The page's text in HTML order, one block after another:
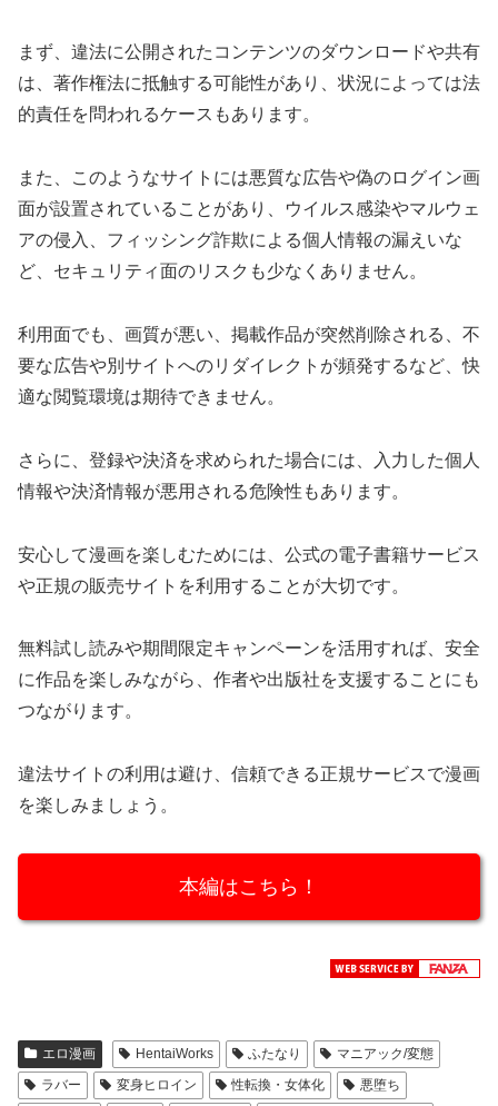
まず、違法に公開されたコンテンツのダウンロードや共有
は、著作権法に抵触する可能性があり、状況によっては法
的責任を問われるケースもあります。
また、このようなサイトには悪質な広告や偽のログイン画
面が設置されていることがあり、ウイルス感染やマルウェ
アの侵入、フィッシング詐欺による個人情報の漏えいな
ど、セキュリティ面のリスクも少なくありません。
利用面でも、画質が悪い、掲載作品が突然削除される、不
要な広告や別サイトへのリダイレクトが頻発するなど、快
適な閲覧環境は期待できません。
さらに、登録や決済を求められた場合には、入力した個人
情報や決済情報が悪用される危険性もあります。
安心して漫画を楽しむためには、公式の電子書籍サービス
や正規の販売サイトを利用することが大切です。
無料試し読みや期間限定キャンペーンを活用すれば、安全
に作品を楽しみながら、作者や出版社を支援することにも
つながります。
違法サイトの利用は避け、信頼できる正規サービスで漫画
を楽しみましょう。
本編はこちら！
エロ漫画 HentaiWorks ふたなり
マニアック/変態
ラバー
変身ヒロイン 性転換・女体化
悪堕ち